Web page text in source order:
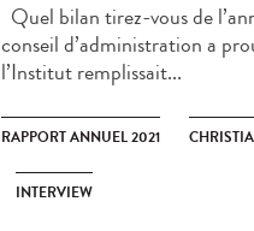
Quel bilan tirez-vous de
conseil d’administration a
l’Institut remplissait...
RAPPORT ANNUEL 2021
INTERVIEW